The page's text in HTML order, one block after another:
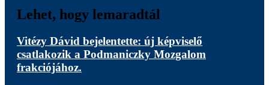
Lehet, hogy lemaradtál
Vitézy Dávid bejelentette: új képviselő
csatlakozik a Podmaniczky Mozgalom
frakciójához.